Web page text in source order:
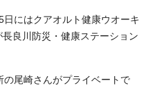
にはクアオルト健康ウオーキ
良川防災・健康ステーション
尾崎さんがプライベートで